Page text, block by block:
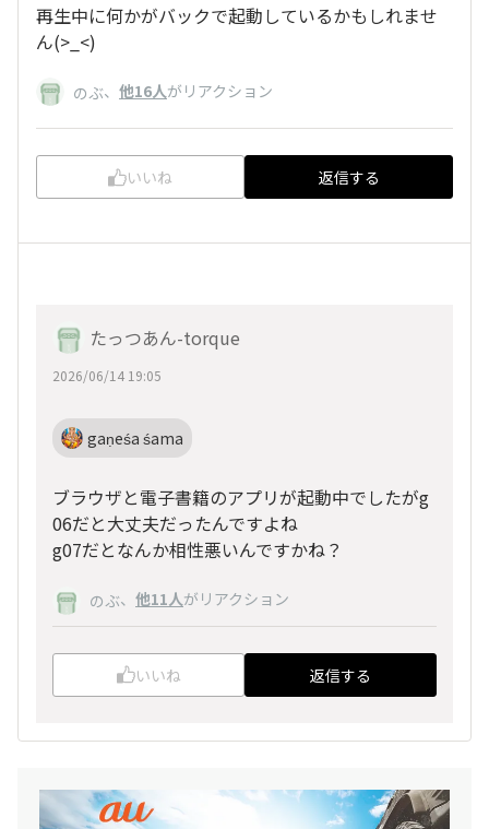
再生中に何かがバックで起動しているかもしれませ
ん(>_<)
のぶ、 他16人がリアクション
いいね 返信する
たっつあん-torque
2026/06/14 19:05
gaṇeśa śama
ブラウザと電子書籍のアプリが起動中でしたがg
06だと大丈夫だったんですよね
g07だとなんか相性悪いんですかね？
のぶ、 他11人がリアクション
いいね 返信する